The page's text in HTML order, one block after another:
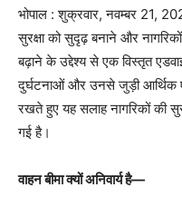
भोपाल : शुक्रवार, नवम्बर 21,
सुरक्षा को सुदृढ़ बनाने और
बढ़ाने के उद्देश्य से एक विस्तृत
दुर्घटनाओं और उनसे जुड़ी आर्थिक
रखते हुए यह सलाह नागरिकों की
गई है।
वाहन बीमा क्यों अनिवार्य है—